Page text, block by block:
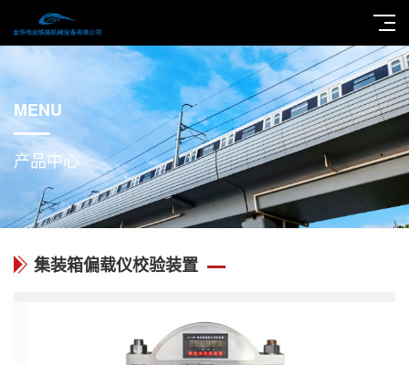
MENU
产品中心
集装箱偏载仪校验装置